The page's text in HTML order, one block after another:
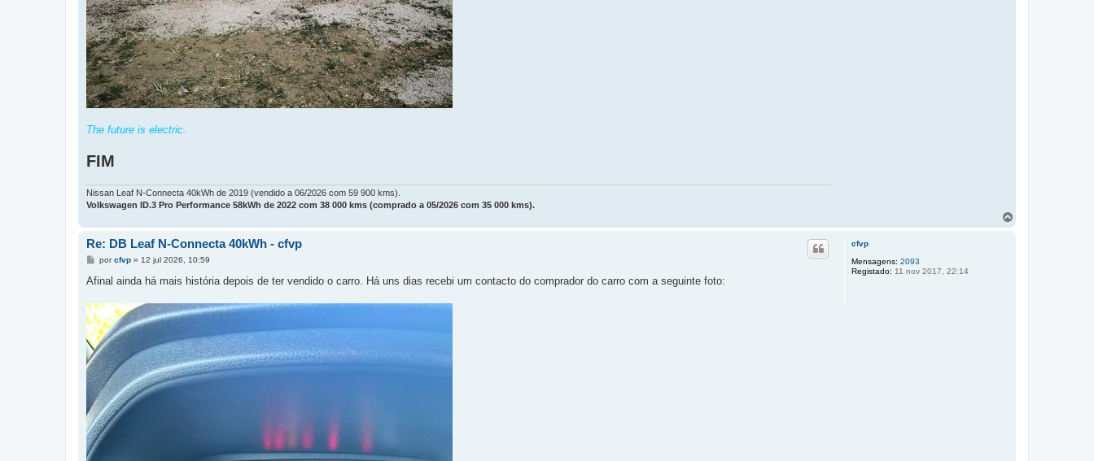
The future is electric.
FIM
Nissan Leaf N-Connecta 40kWh de 2019 (vendido a 06/2026 com 59 900 kms).
Volkswagen ID.3 Pro Performance 58kWh de 2022 com 38 000 kms (comprado a 05/2026 com 35 000 kms).
cfvp
Mensagens: 2093
Registado: 11 nov 2017, 22:14
Re: DB Leaf N-Connecta 40kWh - cfvp
M
n
g
e
m
porcfvp» 12 jul 2026, 10:59
Afinal ainda há mais história depois de ter vendido o carro. Há uns dias recebi um contacto do comprador do carro com a seguinte foto: